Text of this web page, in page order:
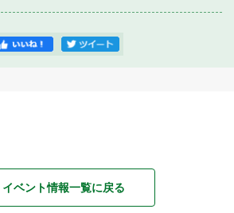
イベント情報一覧に戻る